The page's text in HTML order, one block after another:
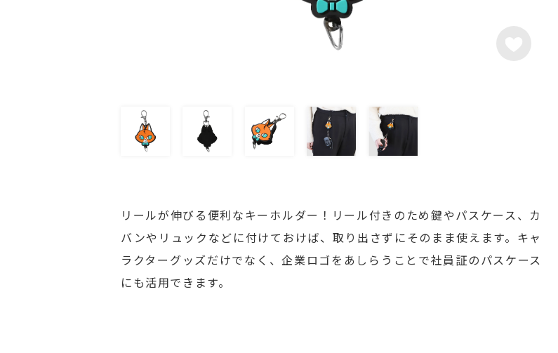
リールが伸びる便利なキーホルダー！リール付きのため鍵やパスケース、カ
バンやリュックなどに付けておけば、取り出さずにそのまま使えます。キャ
ラクターグッズだけでなく、企業ロゴをあしらうことで社員証のパスケース
にも活用できます。